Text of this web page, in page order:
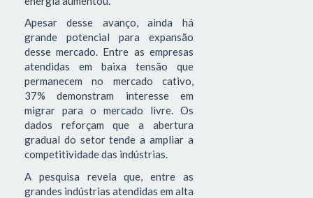
Apesar desse avanço, ainda há
grande potencial para expansão
desse mercado. Entre as empresas
atendidas em baixa tensão que
permanecem no mercado cativo,
37% demonstram interesse em
migrar para o mercado livre. Os
dados reforçam que a abertura
gradual do setor tende a ampliar a
competitividade das indústrias.
A pesquisa revela que, entre as
grandes indústrias atendidas em alta